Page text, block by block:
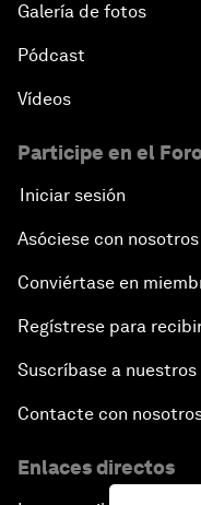
Galería de fotos
Pódcast
Vídeos
Participe en el
Iniciar sesión
Asóciese con nosotros
Conviértase en
Regístrese para
Suscríbase a
Contacte con
Enlaces directos